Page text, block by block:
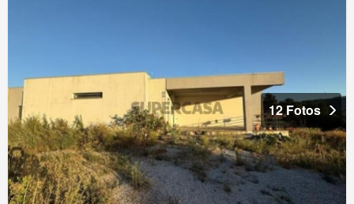
12 Fotos